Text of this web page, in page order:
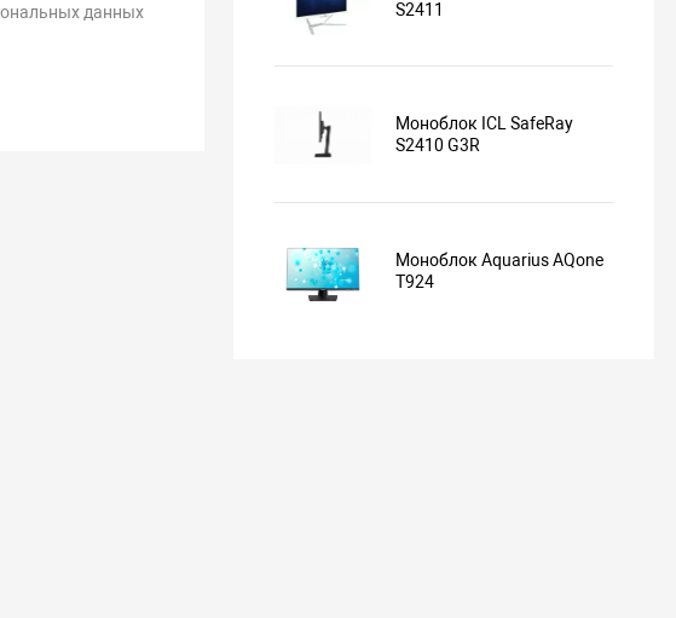
данных S2411
Моноблок ICL SafeRay
S2410 G3R
Моноблок Aquarius AQone
T924